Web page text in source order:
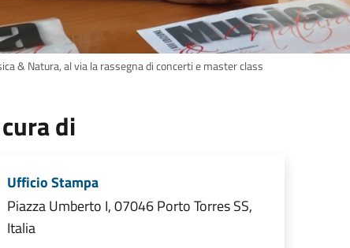
& Natura, al via la rassegna di concerti e master class
di
Ufficio Stampa
Piazza Umberto I, 07046 Porto Torres SS,
Italia